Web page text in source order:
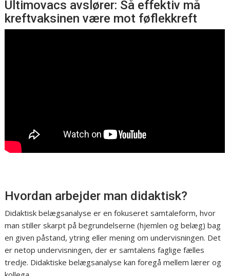
Ultimovacs avslører: Så effektiv må
kreftvaksinen være mot føflekkreft
Hvordan arbejder man didaktisk?
Didaktisk belægsanalyse er en fokuseret samtaleform, hvor
man stiller skarpt på begrundelserne (hjemlen og belæg) bag
en given påstand, ytring eller mening om undervisningen. Det
er netop undervisningen, der er samtalens faglige fælles
tredje. Didaktiske belægsanalyse kan foregå mellem lærer og